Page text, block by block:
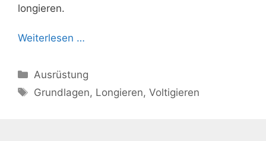
longieren.
Weiterlesen …
Kategorien
Ausrüstung
Schlagwörter
Grundlagen, Longieren,Voltigieren